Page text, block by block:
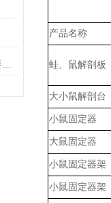
植物标本是植物系统进化研究的重要科学依据
产品名称
蛙、鼠解剖板
大小鼠解剖台
小鼠固定器
大鼠固定器
小鼠固定器架
小鼠固定器架